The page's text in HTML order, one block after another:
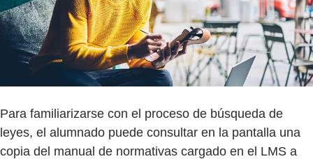
Para familiarizarse con el proceso de búsqueda de
leyes, el alumnado puede consultar en la pantalla una
copia del manual de normativas cargado en el LMS a